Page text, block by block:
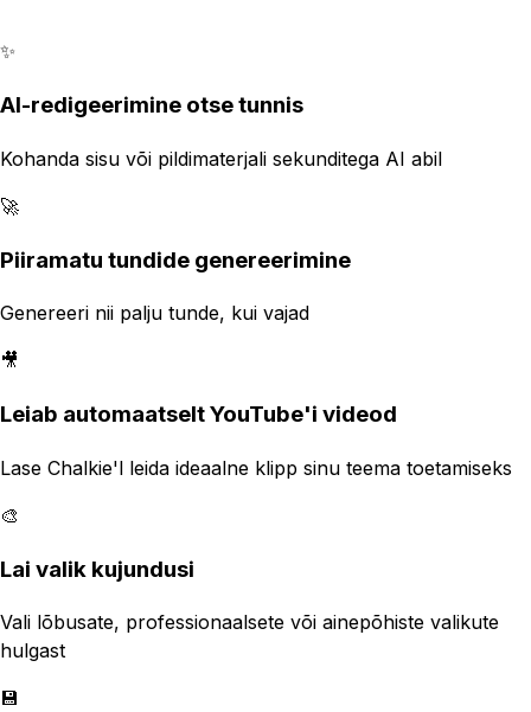
✨
AI-redigeerimine otse tunnis
Kohanda sisu või pildimaterjali sekunditega AI abil
🚀
Piiramatu tundide genereerimine
Genereeri nii palju tunde, kui vajad
🎥
Leiab automaatselt YouTube'i videod
Lase Chalkie'l leida ideaalne klipp sinu teema toetamiseks
🎨
Lai valik kujundusi
Vali lõbusate, professionaalsete või ainepõhiste valikute
hulgast
💾